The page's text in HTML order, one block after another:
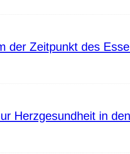
der Zeitpunkt des
Herzgesundheit in